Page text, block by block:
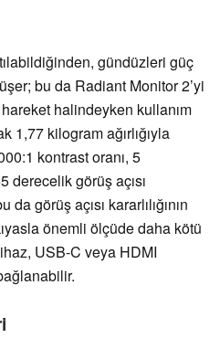
gündüzleri güç
bu da Radiant Monitor 2’yi
halindeyken kullanım
1,77 kilogram ağırlığıyla
kontrast oranı, 5
derecelik görüş açısı
görüş açısı kararlılığının
önemli ölçüde daha kötü
USB-C veya HDMI